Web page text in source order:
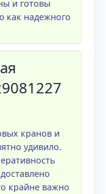
и готовы
как надежного
кранов и
удивило.
крайне важно